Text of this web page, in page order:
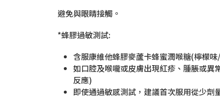
避免與眼睛接觸。
*蜂膠過敏測試:
含服康維他蜂膠麥蘆卡蜂蜜潤喉糖(檸檬
如口腔及喉嚨或皮膚出現紅疹、腫脹或
反應)
即使通過敏感測試，建議首次服用從少劑